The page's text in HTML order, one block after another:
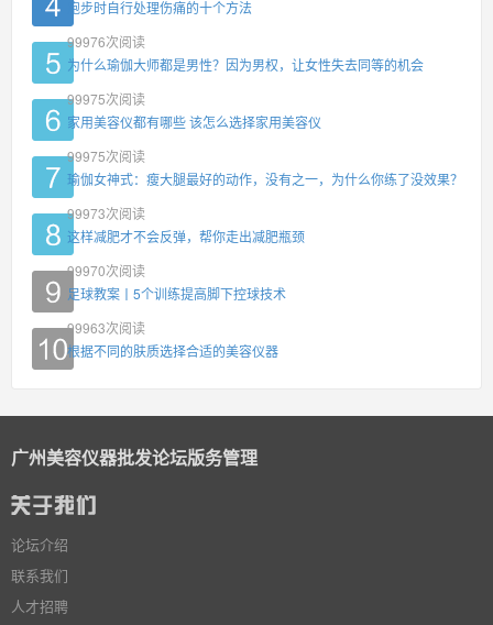
跑步时自行处理伤痛的十个方法
99976次阅读
为什么瑜伽大师都是男性？因为男权，让女性失去同等的机会
99975次阅读
家用美容仪都有哪些 该怎么选择家用美容仪
99975次阅读
瑜伽女神式：瘦大腿最好的动作，没有之一，为什么你练了没效果？
99973次阅读
这样减肥才不会反弹，帮你走出减肥瓶颈
99970次阅读
足球教案丨5个训练提高脚下控球技术
99963次阅读
根据不同的肤质选择合适的美容仪器
广州美容仪器批发论坛版务管理
论坛介绍
联系我们
人才招聘